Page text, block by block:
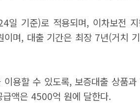
기준)로 적용되며, 이차보전
며, 대출 기간은 최장 7년(거치
용할 수 있도록, 보증대출 상
액은 4500억 원에 달한다.